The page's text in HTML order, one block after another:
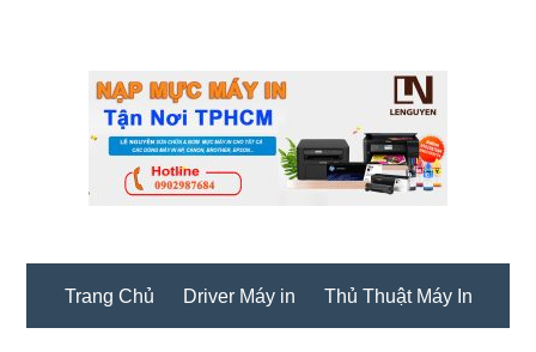
Trang Chủ Driver Máy in Thủ Thuật Máy In